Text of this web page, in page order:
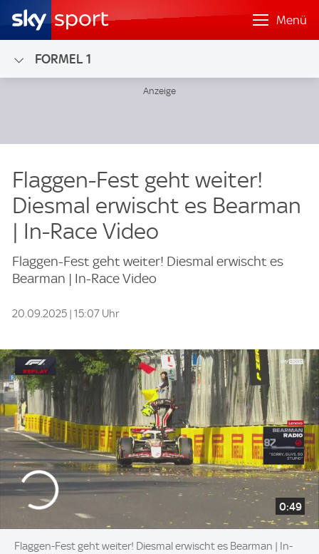
Menü
FORMEL 1
Flaggen-Fest geht weiter!
Diesmal erwischt es Bearman
| In-Race Video
Flaggen-Fest geht weiter! Diesmal erwischt es
Bearman | In-Race Video
20.09.2025 | 15:07 Uhr
0:49
Flaggen-Fest geht weiter! Diesmal erwischt es Bearman | In-